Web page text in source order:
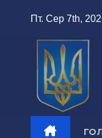
Пт. Сер 7th,